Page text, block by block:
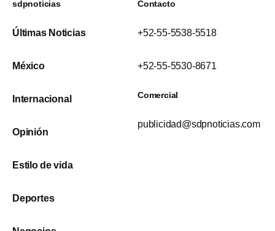
sdpnoticias
Últimas Noticias
México
Internacional
Opinión
Estilo de vida
Deportes
Contacto
+52-55-5538-5518
+52-55-5530-8671
Comercial
publicidad@sdpnoticias.com